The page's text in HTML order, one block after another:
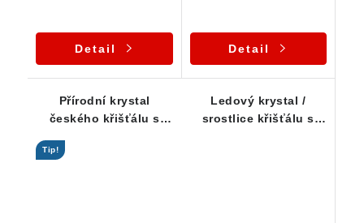
Detail Detail
Přírodní krystal
českého křišťálu s
Tip!
Ledový krystal /
srostlice křišťálu s